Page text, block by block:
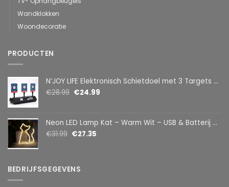
Wandklokken
Woondecoratie
PRODUCTEN
N’JOY LIFE Elektronisch Schietdoel met 3 Targets – Automatische Reset – Digitaal Scorebord – voor Foam Darts
€28.99 €24.99
Neon LED Lamp Kat – Warm Wit – USB & Batterij – Decoratieve Tafellamp voor Kinderkamer – 28,5 x 24,5 cm
€31.99 €27.35
BEDRIJFSGEGEVENS